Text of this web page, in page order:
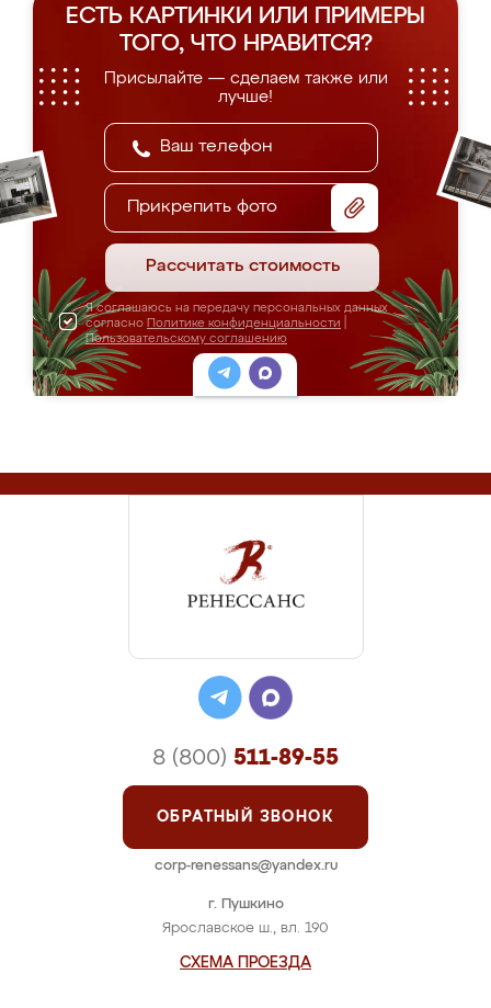
ЕСТЬ КАРТИНКИ ИЛИ ПРИМЕРЫ
ТОГО, ЧТО НРАВИТСЯ?
Присылайте — сделаем также или
лучше!
Прикрепить фото
Рассчитать стоимость
Я соглашаюсь на передачу персональных данных
согласно Политике конфиденциальности
Пользовательскому соглашению
г. Пушкино
Ярославское ш., вл. 190
СХЕМА ПРОЕЗДА
8 (800) 511-89-55
ОБРАТНЫЙ ЗВОНОК
corp-renessans@yandex.ru